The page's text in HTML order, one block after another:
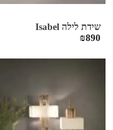
שידת לילה Isabel
₪890